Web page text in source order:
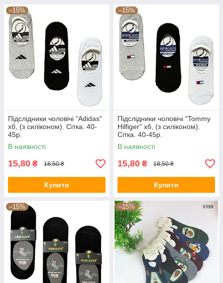
–15%
Підслідники чоловічі "Adidas"
хб, (з силіконом). Сітка. 40-
45р.
В наявності
15,80 ₴ 18,50 ₴
Купити
–15%
Підслідники чоловічі "Tommy
Hilfiger" хб, (з силіконом).
Сітка. 40-45р.
В наявності
15,80 ₴ 18,50 ₴
Купити
–15% –15%